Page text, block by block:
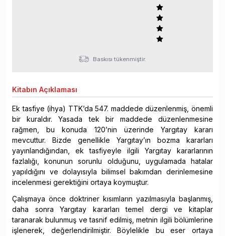
Baskısı tükenmiştir.
Kitabın Açıklaması
Ek tasfiye (ihya) TTK’da 547. maddede düzenlenmiş, önemli
bir kuraldır. Yasada tek bir maddede düzenlenmesine
rağmen, bu konuda 120’nin üzerinde Yargıtay kararı
mevcuttur. Bizde genellikle Yargıtay’ın bozma kararları
yayınlandığından, ek tasfiyeyle ilgili Yargıtay kararlarının
fazlalığı, konunun sorunlu olduğunu, uygulamada hatalar
yapıldığını ve dolayısıyla bilimsel bakımdan derinlemesine
incelenmesi gerektiğini ortaya koymuştur.
Çalışmaya önce doktriner kısımların yazılmasıyla başlanmış,
daha sonra Yargıtay kararları temel dergi ve kitaplar
taranarak bulunmuş ve tasnif edilmiş, metnin ilgili bölümlerine
işlenerek, değerlendirilmiştir. Böylelikle bu eser ortaya